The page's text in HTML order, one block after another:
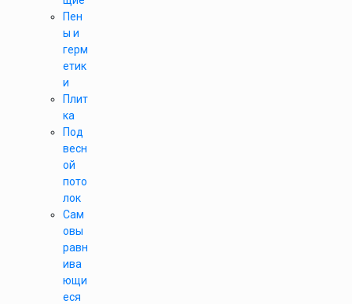
Пен
ы и
герм
етик
и
Плит
ка
Под
весн
ой
пото
лок
Сам
овы
равн
ива
ющи
еся